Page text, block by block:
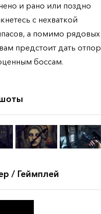
и рано или поздно
с нехваткой
а помимо рядовых
предстоит дать отпор
боссам.
/ Геймплей